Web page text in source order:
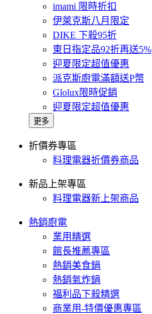
imami 限時折扣
伊萊克斯八月限定
DIKE 下殺95折
東日指定品92折再送5%
迎夏限定超值優惠
派克斯廚電滿額送P幣
Glolux限時促銷
迎夏限定超值優惠
更多
折價券專區
料理電器折價券商品
新品上架專區
料理電器新上架商品
熱銷廚電
業用精選
館長推薦專區
熱銷美食鍋
熱銷氣炸鍋
福利品下殺精選
商業用-特價優惠專區